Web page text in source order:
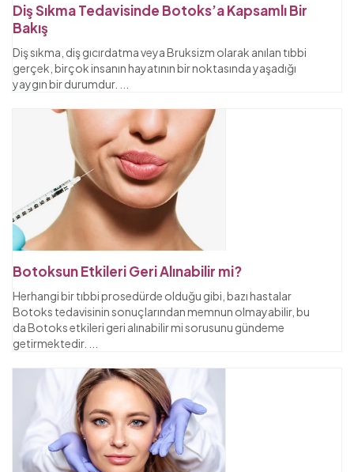
Diş Sıkma Tedavisinde Botoks’a Kapsamlı Bir
Bakış
Diş sıkma, diş gıcırdatma veya Bruksizm olarak anılan tıbbi
gerçek, birçok insanın hayatının bir noktasında yaşadığı
yaygın bir durumdur.
Botoksun Etkileri Geri Alınabilir mi?
Herhangi bir tıbbi prosedürde olduğu gibi, bazı hastalar
Botoks tedavisinin sonuçlarından memnun olmayabilir, bu
da Botoks etkileri geri alınabilir mi sorusunu gündeme
getirmektedir.